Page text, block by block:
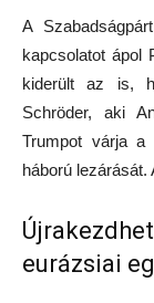
A
kapcsolatot ápol
kiderült az is,
Schröder, aki
Trumpot várja
háború
eurázsiai